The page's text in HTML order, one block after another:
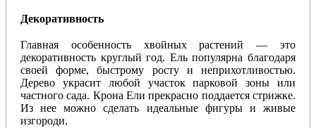
Декоративность
Главная особенность хвойных растений — это
декоративность круглый год. Ель популярна благодаря
своей форме, быстрому росту и неприхотливостью.
Дерево украсит любой участок парковой зоны или
частного сада. Крона Ели прекрасно поддается стрижке.
Из нее можно сделать идеальные фигуры и живые
изгороди.